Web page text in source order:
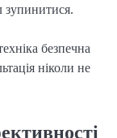
зупинитися.
безпечна
ніколи не